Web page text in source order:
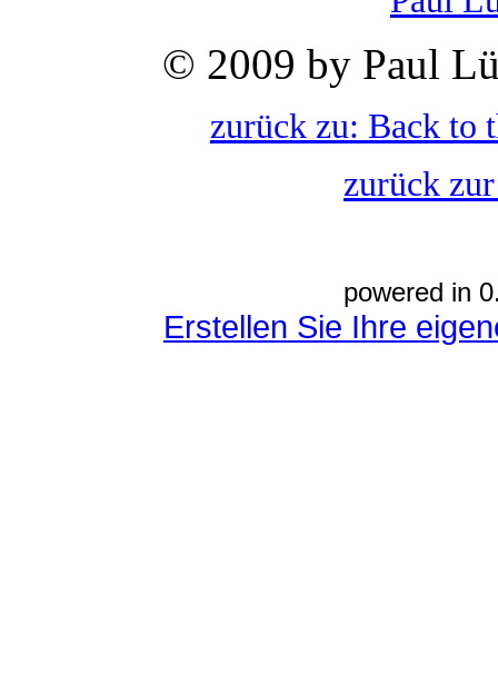
© 2009 by Paul
zurück zu: Back to
zurück
powered in
Erstellen Sie Ihre